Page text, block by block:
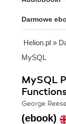
Darmowe
Helion.pl »
MySQL
MySQL
George
(ebook)